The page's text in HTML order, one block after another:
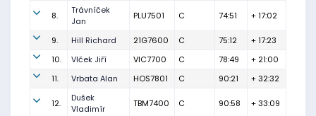
8.
Trávníček
Jan
PLU7501 C 74:51 + 17:02
9. Hill Richard 21G7600 C 75:12
+ 17:23
10.
Vlček Jiří VIC7700 C 78:49
+ 21:00
11.
Vrbata Alan HOS7801 C 90:21 + 32:32
12.
Dušek
Vladimír
TBM7400 C 90:58 + 33:09